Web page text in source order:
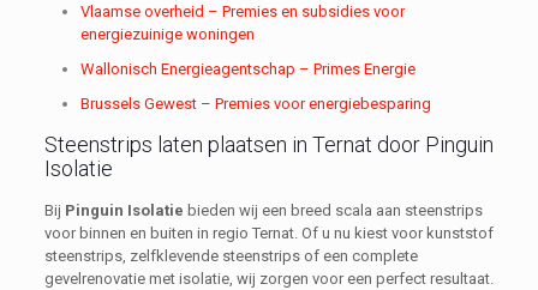
Vlaamse overheid – Premies en subsidies voor
energiezuinige woningen
Wallonisch Energieagentschap – Primes Energie
Brussels Gewest – Premies voor energiebesparing
Steenstrips laten plaatsen in Ternat door Pinguin
Isolatie
Bij Pinguin Isolatie bieden wij een breed scala aan steenstrips
voor binnen en buiten in regio Ternat. Of u nu kiest voor kunststof
steenstrips, zelfklevende steenstrips of een complete
gevelrenovatie met isolatie, wij zorgen voor een perfect resultaat.